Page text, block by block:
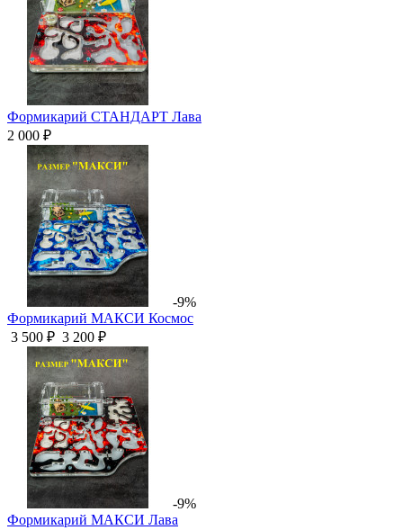
Формикарий СТАНДАРТ Лава
2 000 ₽
-9%
Формикарий МАКСИ Космос
3 500 ₽ 3 200 ₽
-9%
Формикарий МАКСИ Лава